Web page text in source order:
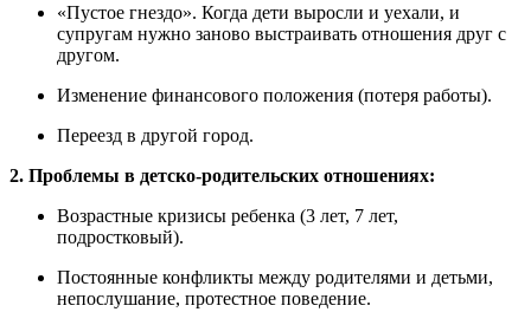
«Пустое гнездо». Когда дети выросли и уехали, и
супругам нужно заново выстраивать отношения друг с
другом.
Изменение финансового положения (потеря работы).
Переезд в другой город.
2. Проблемы в детско-родительских отношениях:
Возрастные кризисы ребенка (3 лет, 7 лет,
подростковый).
Постоянные конфликты между родителями и детьми,
непослушание, протестное поведение.